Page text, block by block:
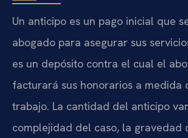
Un anticipo es un pago inicial que
abogado para asegurar sus
es un depósito contra el cual el
facturará sus honorarios a medida
trabajo. La cantidad del anticipo
complejidad del caso, la gravedad